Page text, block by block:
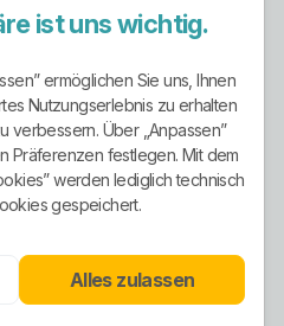
differenziert aufgestellt.
ist klar sichtbar. Mit
Tarif angeboten, der mit
Energiequellen
wird
dass dieser Strom aus
übliche grüne
Anbieter.
ist uns wichtig.
ermöglichen Sie uns, Ihnen
Nutzungserlebnis zu erhalten
verbessern. Über „Anpassen”
Präferenzen festlegen. Mit dem
werden lediglich technisch
gespeichert.
Alles zulassen